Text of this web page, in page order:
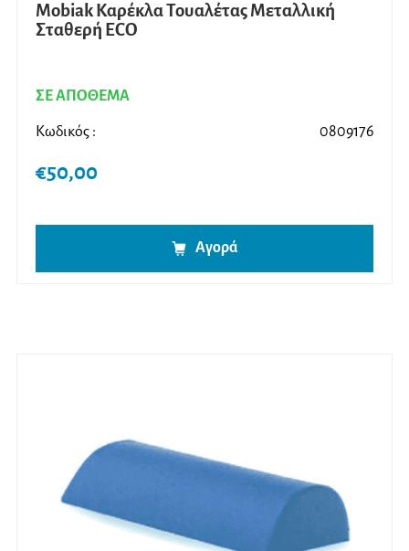
Mobiak Καρέκλα Τουαλέτας Μεταλλική
Σταθερή ΕCO
ΣΕ ΑΠΟΘΕΜΑ
Κωδικός : 0809176
€50,00
Αγορά